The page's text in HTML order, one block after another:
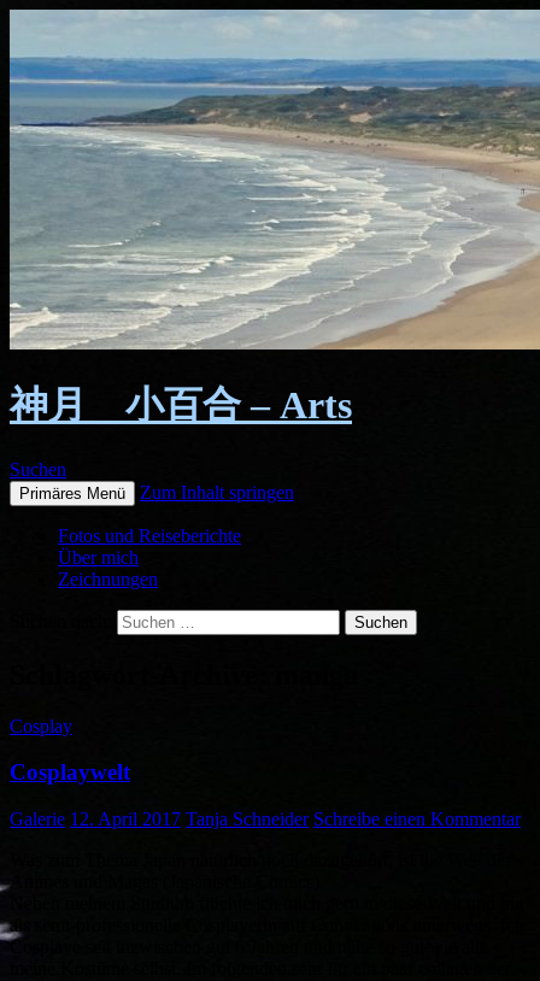
神月 小百合 – Arts
Suchen
Primäres Menü Zum Inhalt springen
Fotos und Reiseberichte
Über mich
Zeichnungen
Cosplay
Cosplaywelt
Galerie 12. April 2017 Tanja Schneider Schreibe einen Kommentar
als semi-professionelle Cosplayerin auf Conventions unterwegs. Ich
Cosplaye seit inzwischen gut 6 Jahren und nähe so gut wie alle